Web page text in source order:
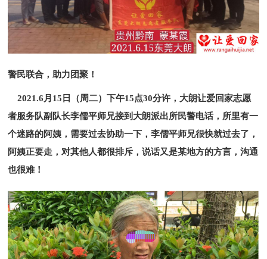
警民联合，助力团聚！
2021.6月15日（周二）下午15点30分许，大朗让爱回家志愿
者服务队副队长李儒平师兄接到大朗派出所民警电话，所里有一
个迷路的阿姨，需要过去协助一下，李儒平师兄很快就过去了，
阿姨正要走，对其他人都很排斥，说话又是某地方的方言，沟通
也很难！